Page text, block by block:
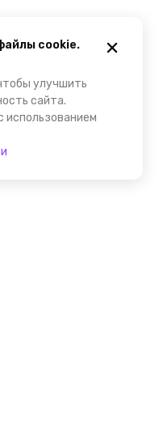
cookie.
улучшить
сайта.
использованием